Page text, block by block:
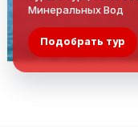
Минеральных Вод
Подобрать тур